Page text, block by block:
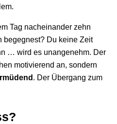
Tag nacheinander zehn
begegnest? Du keine Zeit
… wird es unangenehm. Der
motivierend an, sondern
. Der Übergang zum